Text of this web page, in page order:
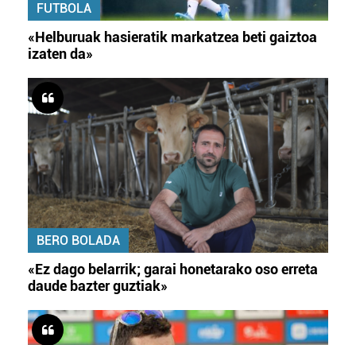
FUTBOLA
«Helburuak hasieratik markatzea beti gaiztoa
izaten da»
BERO BOLADA
«Ez dago belarrik; garai honetarako oso erreta
daude bazter guztiak»